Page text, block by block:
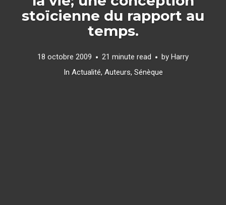
stoïcienne du rapport au
temps.
18 octobre 2009 21 minute read by Harry
In Actualité, Auteurs, Sénèque